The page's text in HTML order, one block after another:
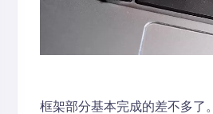
框架部分基本完成的差不多了。